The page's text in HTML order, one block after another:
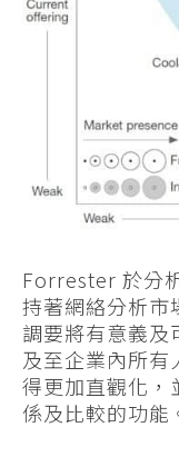
Forrester 於分
持著網絡分析市
調要將有意義及
及至企業內所
得更加直觀化，
係及比較的功能